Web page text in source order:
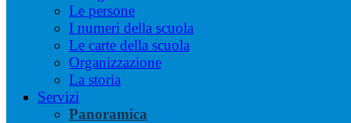
Le persone
I numeri della scuola
Le carte della scuola
Organizzazione
La storia
Servizi
Panoramica